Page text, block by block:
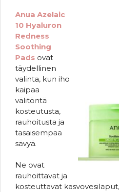
Anua Azelaic
10 Hyaluron
Redness
Soothing
Pads ovat
täydellinen
valinta, kun iho
kaipaa
välitöntä
kosteutusta,
rauhoitusta ja
tasaisempaa
sävyä.
Ne ovat
rauhoittavat ja
kosteuttavat